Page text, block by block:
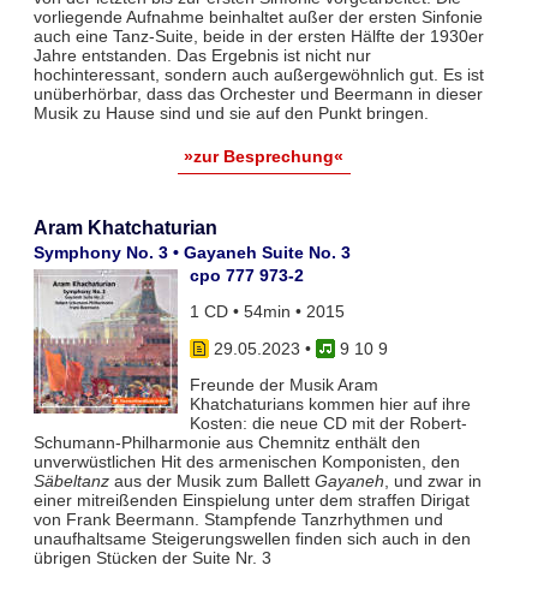
vorliegende Aufnahme beinhaltet außer der ersten Sinfonie
auch eine Tanz-Suite, beide in der ersten Hälfte der 1930er
Jahre entstanden. Das Ergebnis ist nicht nur
hochinteressant, sondern auch außergewöhnlich gut. Es ist
unüberhörbar, dass das Orchester und Beermann in dieser
Musik zu Hause sind und sie auf den Punkt bringen.
»zur Besprechung«
Aram Khatchaturian
Symphony No. 3 • Gayaneh Suite No. 3
cpo 777 973-2
1 CD • 54min • 2015
29.05.2023 •
9 10 9
Freunde der Musik Aram
Khatchaturians kommen hier auf ihre
Kosten: die neue CD mit der Robert-
Schumann-Philharmonie aus Chemnitz enthält den
unverwüstlichen Hit des armenischen Komponisten, den
Säbeltanzaus der Musik zum Ballett Gayaneh, und zwar in
einer mitreißenden Einspielung unter dem straffen Dirigat
von Frank Beermann. Stampfende Tanzrhythmen und
unaufhaltsame Steigerungswellen finden sich auch in den
übrigen Stücken der Suite Nr. 3